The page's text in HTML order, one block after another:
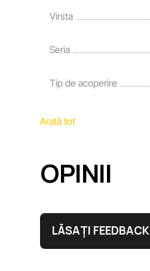
Virsta
Seria
Tip de acoperire
Arată tot
OPINII
LĂSAȚI FEEDBACK